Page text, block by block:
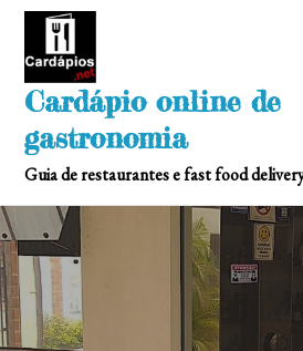
Skip
Cardápio online de
gastronomia
Guia de restaurantes e fast food